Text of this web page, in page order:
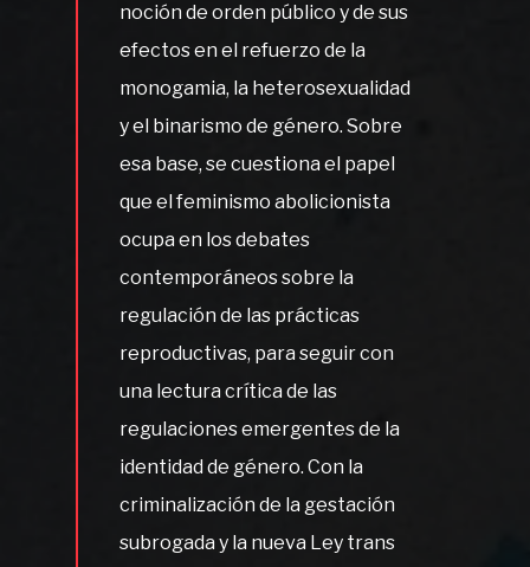
noción de orden público y de sus
efectos en el refuerzo de la
monogamia, la heterosexualidad
y el binarismo de género. Sobre
esa base, se cuestiona el papel
que el feminismo abolicionista
ocupa en los debates
contemporáneos sobre la
regulación de las prácticas
reproductivas, para seguir con
una lectura crítica de las
regulaciones emergentes de la
identidad de género. Con la
criminalización de la gestación
subrogada y la nueva Ley trans